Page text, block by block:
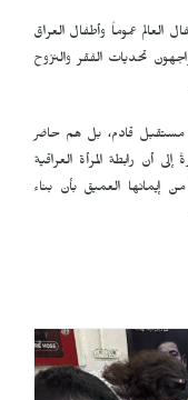
العالم عموماً وأطفال العراق
تحديات الفقر والنزوح
مستقبل قادم، بل هم حاضر
أن رابطة المرأة العراقية
إيمانها العميق بأن بناء